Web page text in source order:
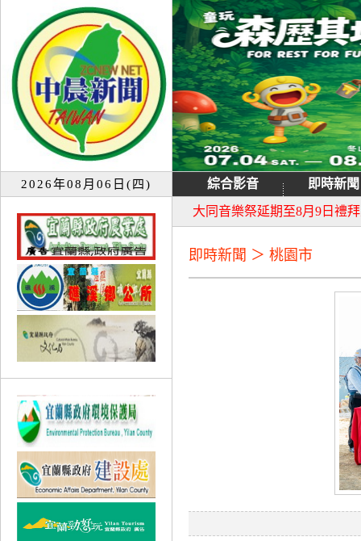
2026年08月06日(四) 綜合影音 即時新聞
宜蘭童玩節7月13日重新開園
大同音樂祭延期至8月9日禮
即時新聞 ＞ 桃園市